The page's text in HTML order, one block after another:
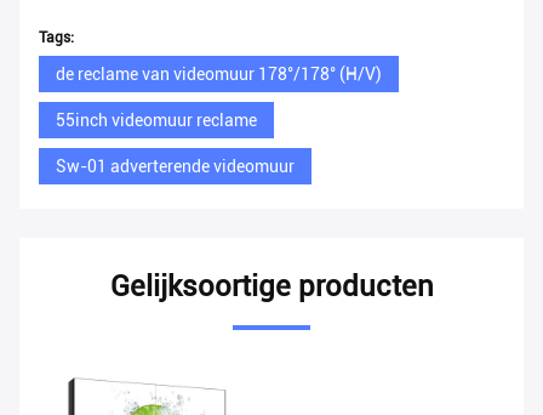
Tags:
de reclame van videomuur 178°/178° (H/V)
55inch videomuur reclame
Sw-01 adverterende videomuur
Gelijksoortige producten